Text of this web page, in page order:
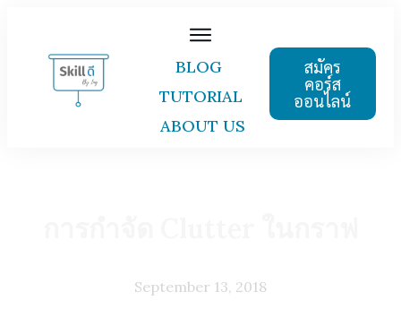
BLOG
TUTORIAL
ABOUT US
สมัคร
คอร์ส
ออนไลน์
September 13, 2018